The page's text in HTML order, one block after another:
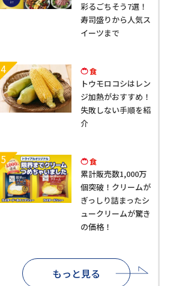
彩るごちそう7選！
寿司盛りから人気ス
イーツまで
4 食
トウモロコシはレン
ジ加熱がおすすめ！
失敗しない手順を紹
介
5 食
累計販売数1,000万
個突破！クリームが
ぎっしり詰まったシ
ュークリームが驚き
の価格！
もっと見る